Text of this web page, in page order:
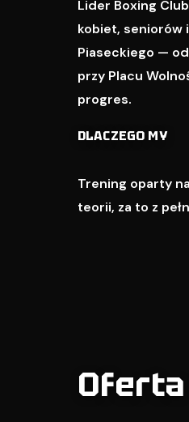
Lider Boxing
kobiet, seniorów
Piaseckiego —
przy Placu
progres.
DLACZEGO MY
Trening oparty
teorii, za to z